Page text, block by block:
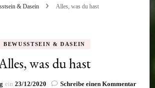
& Dasein Alles, was du hast
BEWUSSTSEIN & DASEIN
was du hast
ein 23/12/2020 Schreibe einen Kommentarzu